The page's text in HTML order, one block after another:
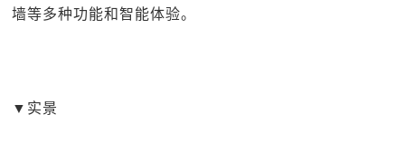
墙等多种功能和智能体验。
▼实景